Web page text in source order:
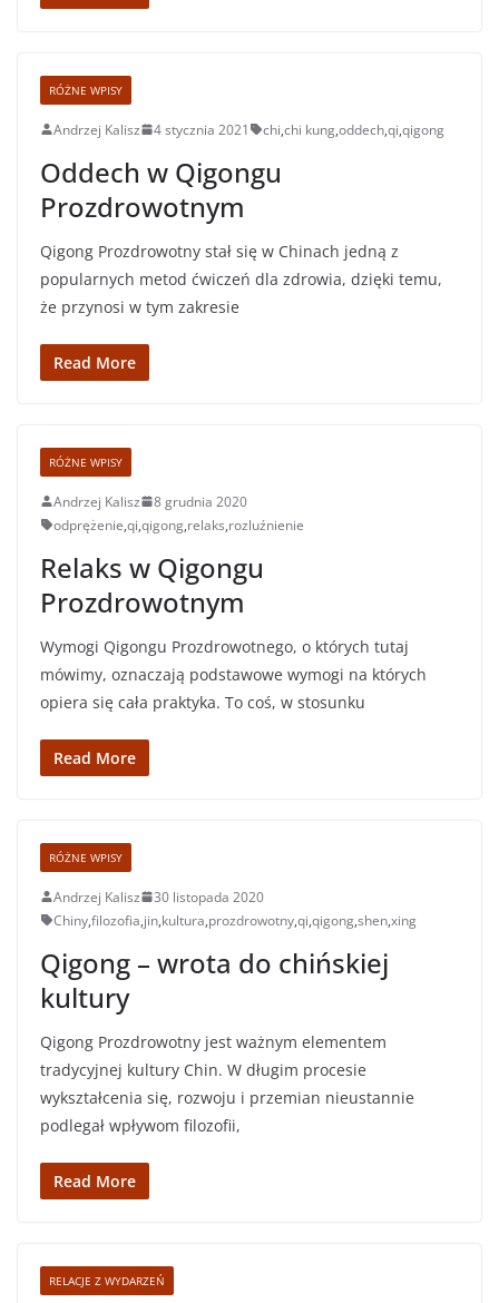
RÓŻNE WPISY
Andrzej Kalisz 4 stycznia 2021 chi,chi kung,oddech,qi,qigong
Oddech w Qigongu
Prozdrowotnym
Qigong Prozdrowotny stał się w Chinach jedną z
popularnych metod ćwiczeń dla zdrowia, dzięki temu,
że przynosi w tym zakresie
Read More
RÓŻNE WPISY
Andrzej Kalisz
8 grudnia 2020
odprężenie,qi,qigong,relaks,rozluźnienie
Relaks w Qigongu
Prozdrowotnym
Wymogi Qigongu Prozdrowotnego, o których tutaj
mówimy, oznaczają podstawowe wymogi na których
opiera się cała praktyka. To coś, w stosunku
Read More
RÓŻNE WPISY
Andrzej Kalisz
30 listopada 2020
Chiny,filozofia,jin,kultura,prozdrowotny,qi,qigong,shen,xing
Qigong – wrota do chińskiej
kultury
Qigong Prozdrowotny jest ważnym elementem
tradycyjnej kultury Chin. W długim procesie
wykształcenia się, rozwoju i przemian nieustannie
podlegał wpływom filozofii,
Read More
RELACJE Z WYDARZEŃ